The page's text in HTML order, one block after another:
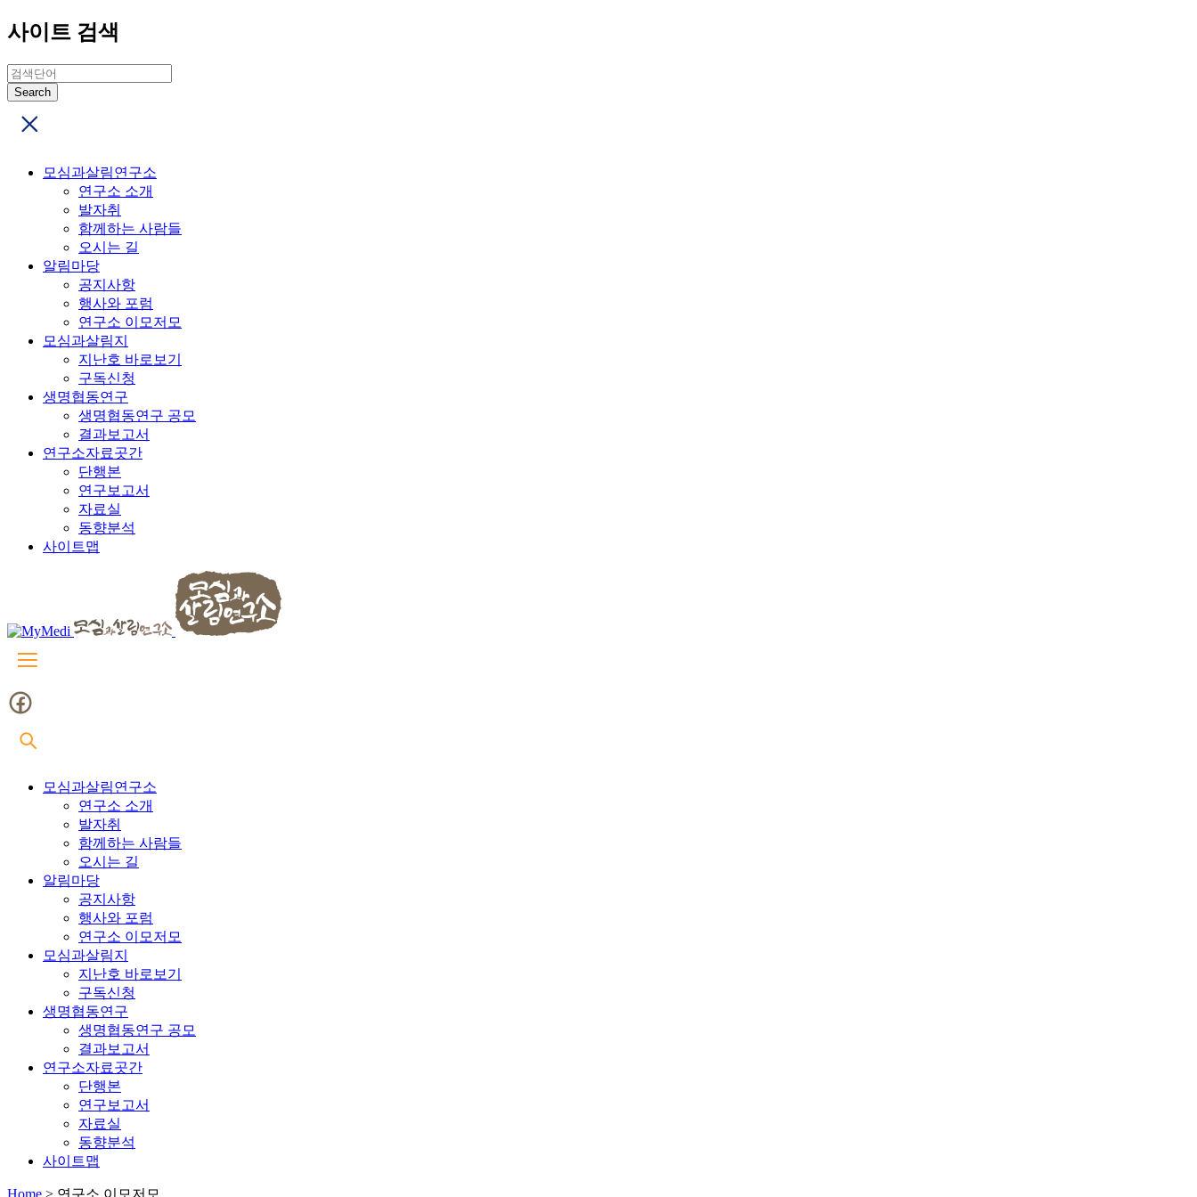
사이트 검색
모심과살림연구소
연구소 소개
발자취
함께하는 사람들
오시는 길
알림마당
공지사항
행사와 포럼
연구소 이모저모
모심과살림지
지난호 바로보기
구독신청
생명협동연구
생명협동연구 공모
결과보고서
연구소자료곳간
단행본
연구보고서
자료실
동향분석
사이트맵
모심과살림연구소
연구소 소개
발자취
함께하는 사람들
오시는 길
알림마당
공지사항
행사와 포럼
연구소 이모저모
모심과살림지
지난호 바로보기
구독신청
생명협동연구
생명협동연구 공모
결과보고서
연구소자료곳간
단행본
연구보고서
자료실
동향분석
사이트맵
Home > 연구소 이모저모